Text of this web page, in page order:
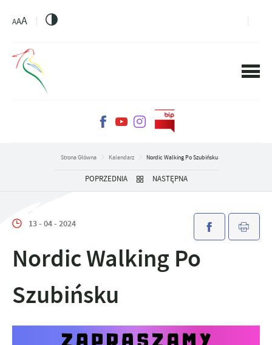
AAA
Strona Główna Kalendarz Nordic Walking Po Szubińsku
POPRZEDNIA NASTĘPNA
13 - 04 - 2024
Nordic Walking Po
Szubińsku